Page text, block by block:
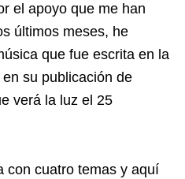
el apoyo que me han
últimos meses, he
que fue escrita en la
su publicación de
verá la luz el 25
con cuatro temas y aquí